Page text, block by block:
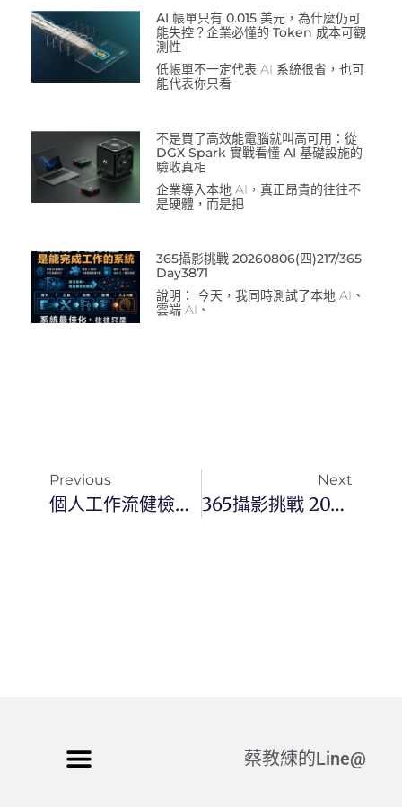
AI 帳單只有 0.015 美元，為什麼仍可
能失控？企業必懂的 Token 成本可觀
測性
低帳單不一定代表 AI 系統很省，也可
能代表你只看
不是買了高效能電腦就叫高可用：從
DGX Spark 實戰看懂 AI 基礎設施的
驗收真相
企業導入本地 AI，真正昂貴的往往不
是硬體，而是把
365攝影挑戰 20260806(四)217/365
Day3871
說明： 今天，我同時測試了本地 AI、
雲端 AI、
Previous
個人工作流健檢：AI 提升效率的秘密武器
Next
365攝影挑戰 20260527(三)146/365 Day3800
蔡教練的Line@